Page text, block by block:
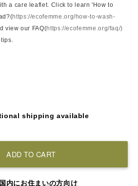
a care leaflet. Click to learn 'How to
https://ecofemme.org/how-to-wash-
view our FAQ(https://ecofemme.org/faq/)
shipping available
ADD TO CART
内にお住まいの方向け